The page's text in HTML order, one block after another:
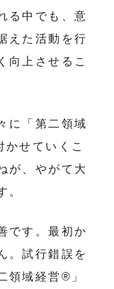
る中でも、意
えた活動を行
向上させるこ
に「第二領域
せていくこ
が、やがて大
。
です。最初か
。試行錯誤を
領域経営®」